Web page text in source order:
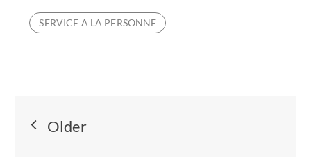
LES
CHANGEMENTS
SERVICE A LA PERSONNE
Navigation
Older